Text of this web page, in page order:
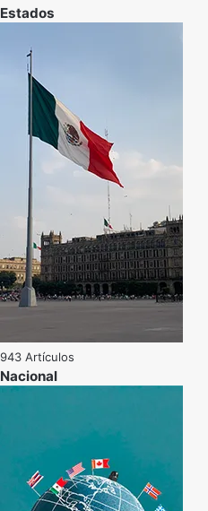
Estados
943 Artículos
Nacional